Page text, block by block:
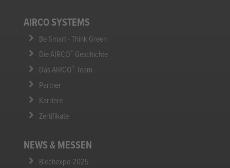
61440 Oberursel (Taunus)
Tel.: +49 69 380 374 0
Fax: +49 69 380 374 76
info@airco-systems.de
AIRCO SYSTEMS
Be Smart - Think Green